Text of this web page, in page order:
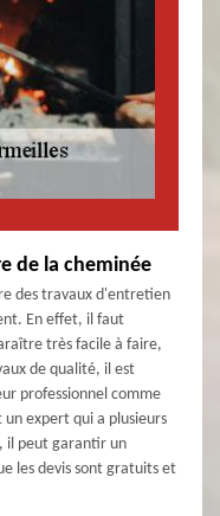
de la cheminée
des travaux d'entretien
En effet, il faut
très facile à faire,
de qualité, il est
professionnel comme
expert qui a plusieurs
il peut garantir un
les devis sont gratuits et